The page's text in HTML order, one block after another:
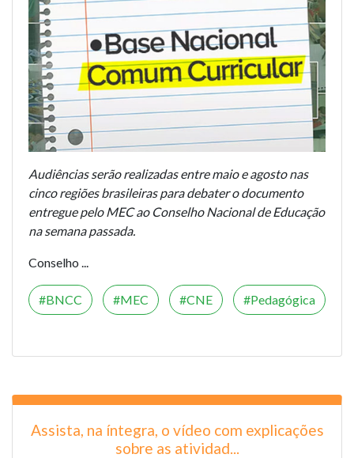
Audiências serão realizadas entre maio e agosto nas
cinco regiões brasileiras para debater o documento
entregue pelo MEC ao Conselho Nacional de Educação
na semana passada.
Conselho ...
BNCC MEC CNE Pedagógica
Assista, na íntegra, o vídeo com explicações
sobre as atividad...